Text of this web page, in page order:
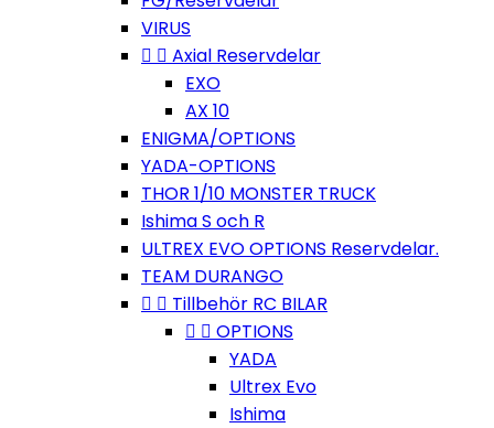
VIRUS
  Axial Reservdelar
EXO
AX 10
ENIGMA/OPTIONS
YADA-OPTIONS
THOR 1/10 MONSTER TRUCK
Ishima S och R
ULTREX EVO OPTIONS Reservdelar.
TEAM DURANGO
  Tillbehör RC BILAR
  OPTIONS
YADA
Ultrex Evo
Ishima